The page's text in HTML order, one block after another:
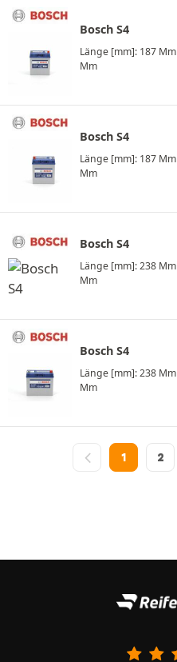
Bosch S4
Länge [mm]: 187 Mm
Mm
Bosch S4
Länge [mm]: 187 Mm
Mm
Bosch S4
Länge [mm]: 238 Mm
Mm
Bosch S4
Länge [mm]: 238 Mm
Mm
1 2